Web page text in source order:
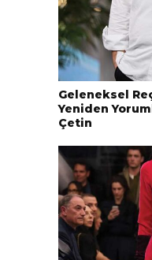
Geleneksel
Yeniden
Çetin